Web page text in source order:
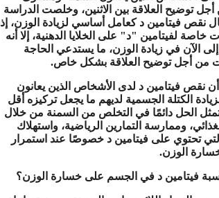
توضيح العلاقة بين الاثنين، وخلصت الدراسة
نقص فيتامين د كعامل أساسي لزيادة الوزن، إذ
لفيتامين "د" على الخلايا الدهنية، إلا أنه
الآن في زيادة الوزن، ما يستدعي الحاجة
من أجل توضيح العلاقة بشكل خاص.
نقص فيتامين د لدى الأشخاص الذين يعانون
الكتلة الجسمية لديهم ما يجعل تركيزه أقل
الحل دائمًا في التخلص من السمنة من خلال
وممارسة التمارين الرياضية، واستهلاك
التي تحتوي على فيتامين د خصوصًا عند استمرار
الوزن.
فيتامين د في الجسم على خسارة الوزن؟